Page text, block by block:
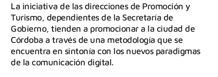
La iniciativa de las direcciones de Promoción y
Turismo, dependientes de la Secretaría de
Gobierno, tienden a promocionar a la ciudad de
Córdoba a través de una metodología que se
encuentra en sintonía con los nuevos paradigmas
de la comunicación digital.